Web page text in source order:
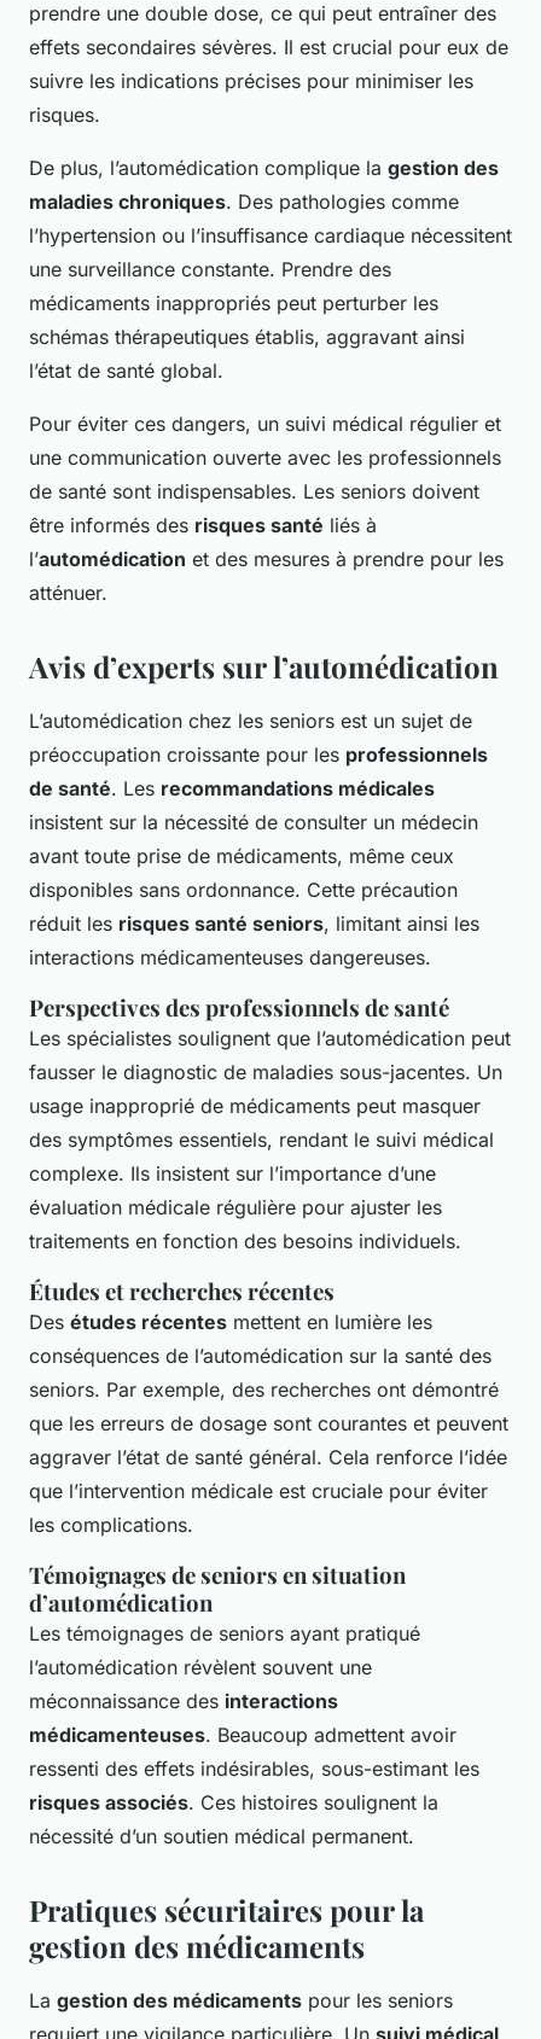
prendre une double dose, ce qui peut entraîner des
effets secondaires sévères. Il est crucial pour eux de
suivre les indications précises pour minimiser les
risques.
De plus, l’automédication complique la gestion des
maladies chroniques. Des pathologies comme
l’hypertension ou l’insuffisance cardiaque nécessitent
une surveillance constante. Prendre des
médicaments inappropriés peut perturber les
schémas thérapeutiques établis, aggravant ainsi
l’état de santé global.
Pour éviter ces dangers, un suivi médical régulier et
une communication ouverte avec les professionnels
de santé sont indispensables. Les seniors doivent
être informés des risques santé liés à
l’automédication et des mesures à prendre pour les
atténuer.
Avis d’experts sur l’automédication
L’automédication chez les seniors est un sujet de
préoccupation croissante pour les professionnels
de santé. Les recommandations médicales
insistent sur la nécessité de consulter un médecin
avant toute prise de médicaments, même ceux
disponibles sans ordonnance. Cette précaution
réduit les risques santé seniors, limitant ainsi les
interactions médicamenteuses dangereuses.
Perspectives des professionnels de santé
Les spécialistes soulignent que l’automédication peut
fausser le diagnostic de maladies sous-jacentes. Un
usage inapproprié de médicaments peut masquer
des symptômes essentiels, rendant le suivi médical
complexe. Ils insistent sur l’importance d’une
évaluation médicale régulière pour ajuster les
traitements en fonction des besoins individuels.
Études et recherches récentes
Des études récentes mettent en lumière les
conséquences de l’automédication sur la santé des
seniors. Par exemple, des recherches ont démontré
que les erreurs de dosage sont courantes et peuvent
aggraver l’état de santé général. Cela renforce l’idée
que l’intervention médicale est cruciale pour éviter
les complications.
Témoignages de seniors en situation
d’automédication
Les témoignages de seniors ayant pratiqué
l’automédication révèlent souvent une
méconnaissance des interactions
médicamenteuses. Beaucoup admettent avoir
ressenti des effets indésirables, sous-estimant les
risques associés. Ces histoires soulignent la
nécessité d’un soutien médical permanent.
Pratiques sécuritaires pour la
gestion des médicaments
La gestion des médicaments pour les seniors